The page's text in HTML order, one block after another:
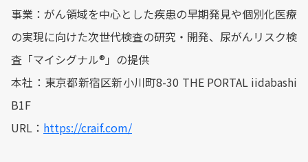
事業：がん領域を中心とした疾患の早期発見や個別化医療
の実現に向けた次世代検査の研究・開発、尿がんリスク検
査「マイシグナル®」の提供
本社：東京都新宿区新小川町8-30 THE PORTAL iidabashi
B1F
URL： https://craif.com/